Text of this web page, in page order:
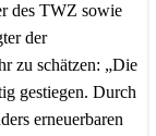
des TWZ sowie
der
zu schätzen: „Die
gestiegen. Durch
erneuerbaren